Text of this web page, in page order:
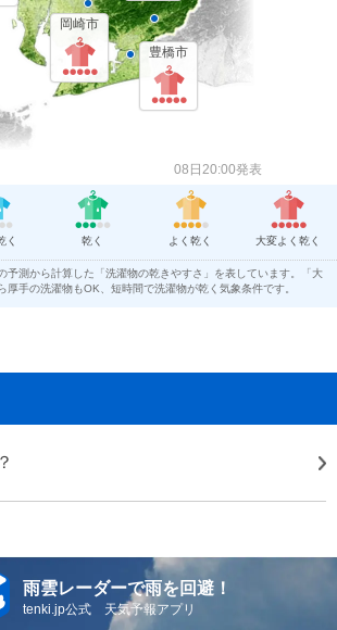
豊橋市
岡崎市
08日20:00発表
く 乾く よく乾く 大変よく乾く
予測から計算した「洗濯物の乾きやすさ」を表しています。「大
厚手の洗濯物もOK、短時間で洗濯物が乾く気象条件です。
雨雲レーダーで雨を回避！
tenki.jp公式 天気予報アプリ